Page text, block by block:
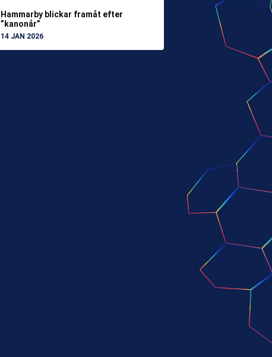
Hammarby blickar framåt efter
”kanonår”
14 JAN 2026